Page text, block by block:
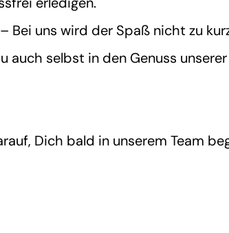
Bei uns wird der Spaß nicht zu
auch selbst in den Genuss
Dich bald in unserem Team